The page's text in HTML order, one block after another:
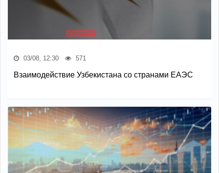
03/08, 12:30 571
Взаимодействие Узбекистана со странами ЕАЭС